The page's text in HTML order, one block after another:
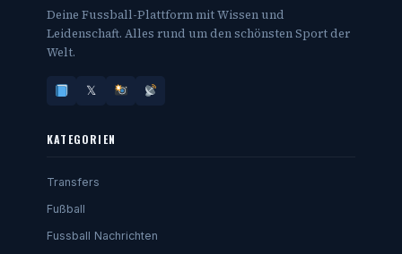
Deine Fussball-Plattform mit Wissen und
Leidenschaft. Alles rund um den schönsten Sport der
Welt.
𝕏
KATEGORIEN
Transfers
Fußball
Fussball Nachrichten